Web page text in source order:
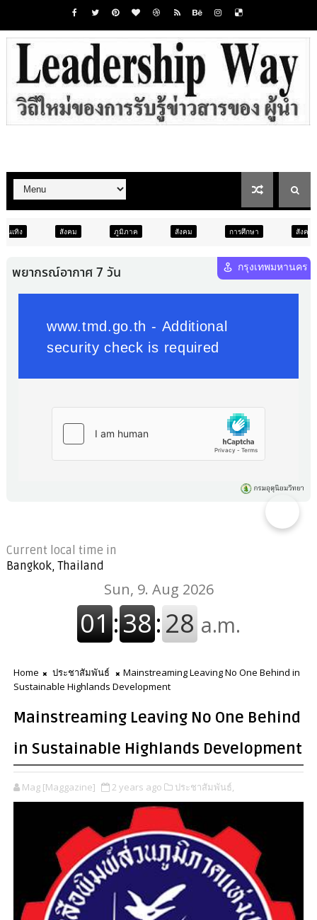
การศึกษา สังคม
Current local time in
Bangkok, Thailand
Home ประชาสัมพันธ์
Mainstreaming Leaving No One Behind in
Sustainable Highlands Development
Mainstreaming Leaving No One Behind
in Sustainable Highlands Development
Mag [Maggazine] 2 years ago ประชาสัมพันธ์,